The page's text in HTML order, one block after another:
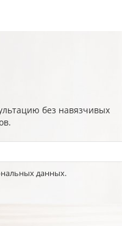
без навязчивых
данных.